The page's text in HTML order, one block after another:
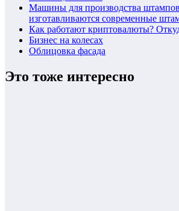
Машины для производства
изготавливаются современные
Как работают криптовалюты?
Бизнес на колесах
Облицовка фасада
Это тоже интересно